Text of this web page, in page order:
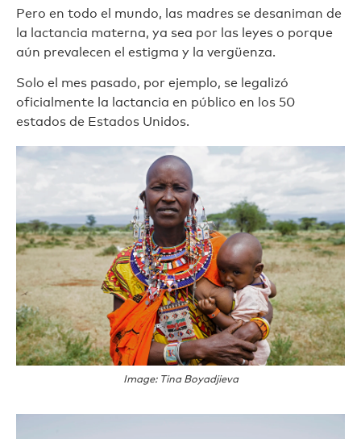
Pero en todo el mundo, las madres se desaniman de
la lactancia materna, ya sea por las leyes o porque
aún prevalecen el estigma y la vergüenza.
Solo el mes pasado, por ejemplo, se legalizó
oficialmente la lactancia en público en los 50
estados de Estados Unidos.
Image: Tina Boyadjieva